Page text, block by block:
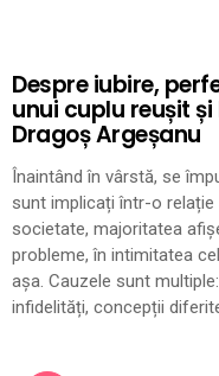
Despre iubire,
unui cuplu reușit
Dragoș Argeșanu
Înaintând în vârstă, se
sunt implicați într-o
societate, majoritatea
probleme, în intimitatea
așa. Cauzele sunt
infidelități, concepții